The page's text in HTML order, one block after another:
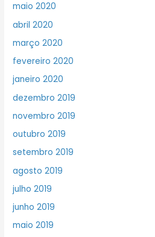
maio 2020
abril 2020
março 2020
fevereiro 2020
janeiro 2020
dezembro 2019
novembro 2019
outubro 2019
setembro 2019
agosto 2019
julho 2019
junho 2019
maio 2019